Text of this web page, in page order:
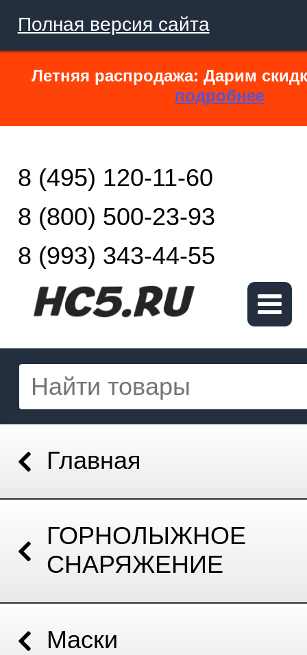
Полная версия сайта
Летняя распродажа: Дарим
подробнее
8 (495) 120-11-60
8 (800) 500-23-93
8 (993) 343-44-55
Главная
ГОРНОЛЫЖНОЕ
СНАРЯЖЕНИЕ
Маски